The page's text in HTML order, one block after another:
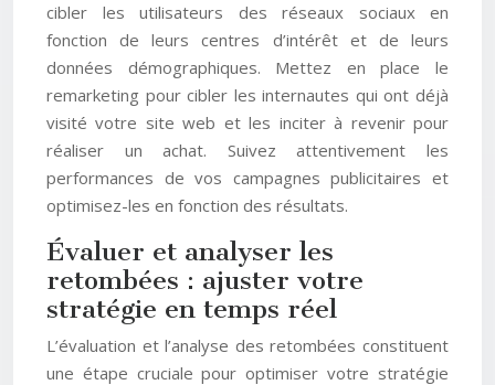
cibler les utilisateurs des réseaux sociaux en
fonction de leurs centres d’intérêt et de leurs
données démographiques. Mettez en place le
remarketing pour cibler les internautes qui ont déjà
visité votre site web et les inciter à revenir pour
réaliser un achat. Suivez attentivement les
performances de vos campagnes publicitaires et
optimisez-les en fonction des résultats.
Évaluer et analyser les
retombées : ajuster votre
stratégie en temps réel
L’évaluation et l’analyse des retombées constituent
une étape cruciale pour optimiser votre stratégie